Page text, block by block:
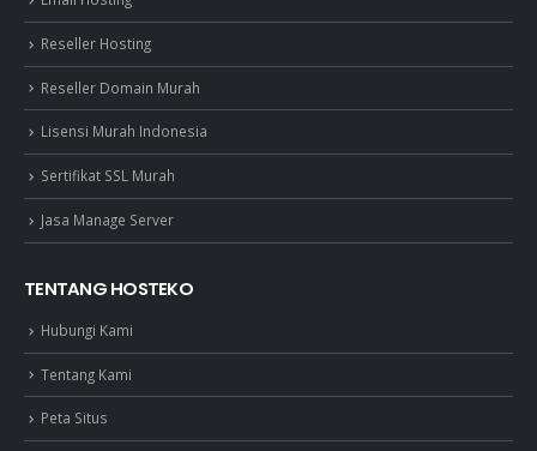
Reseller Hosting
Reseller Domain Murah
Lisensi Murah Indonesia
Sertifikat SSL Murah
Jasa Manage Server
TENTANG HOSTEKO
Hubungi Kami
Tentang Kami
Peta Situs